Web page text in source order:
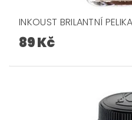
INKOUST BRILANTNÍ
89 Kč